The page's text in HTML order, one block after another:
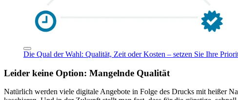
Die Qual der Wahl: Qualität, Zeit oder Kosten – setzen Sie Ihre
Leider keine Option: Mangelnde Qualität
Natürlich werden viele digitale Angebote in Folge des Drucks mit heißer